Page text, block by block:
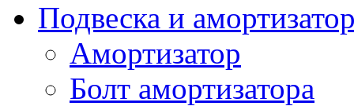
Подвеска и
Амортизатор
Болт амортизатора